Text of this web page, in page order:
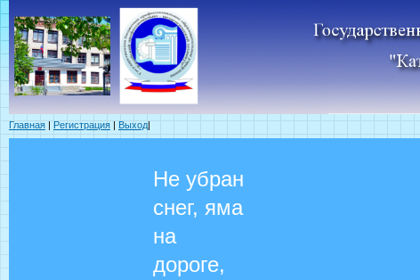
Главная | Регистрация | Выход|
Не убран
снег, яма
на
дороге,